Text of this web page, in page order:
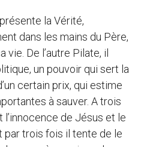
la Vérité,
dans les mains du Père,
vie. De l’autre Pilate, il
un pouvoir qui sert la
certain prix, qui estime
à sauver. A trois
de Jésus et le
par trois fois il tente de le